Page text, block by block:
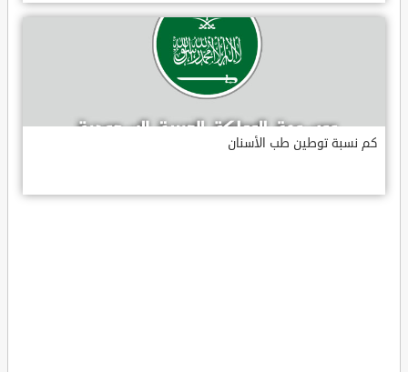
كم نسبة توطين طب الأسنان